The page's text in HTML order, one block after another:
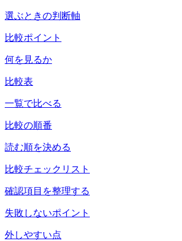
選ぶときの判断軸
比較ポイント
何を見るか
比較表
一覧で比べる
比較の順番
読む順を決める
比較チェックリスト
確認項目を整理する
失敗しないポイント
外しやすい点